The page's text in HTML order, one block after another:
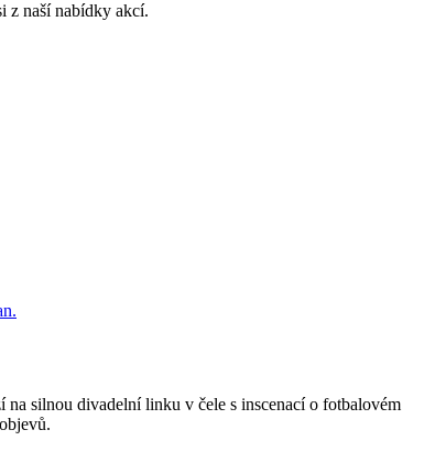
z naší nabídky akcí.
silnou divadelní linku v čele s inscenací o fotbalovém